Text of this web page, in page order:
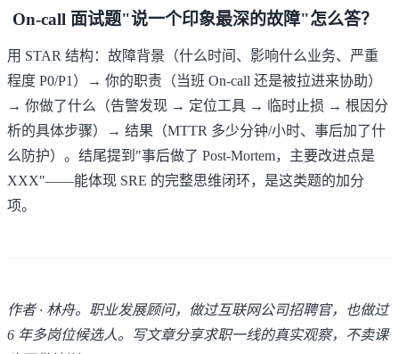
On-call 面试题"说一个印象最深的故障"怎么答？
用 STAR 结构：故障背景（什么时间、影响什么业务、严重
程度 P0/P1）→ 你的职责（当班 On-call 还是被拉进来协助）
→ 你做了什么（告警发现 → 定位工具 → 临时止损 → 根因分
析的具体步骤）→ 结果（MTTR 多少分钟/小时、事后加了什
么防护）。结尾提到"事后做了 Post-Mortem，主要改进点是
XXX"——能体现 SRE 的完整思维闭环，是这类题的加分
项。
作者 · 林舟。职业发展顾问，做过互联网公司招聘官，也做过
6 年多岗位候选人。写文章分享求职一线的真实观察，不卖课